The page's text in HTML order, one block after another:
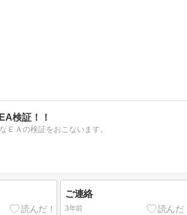
検証！！
ＥＡの検証をおこないます。
ご連絡
3年前